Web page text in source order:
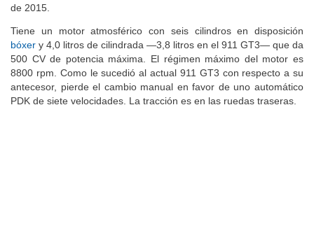
de 2015.
Tiene un motor atmosférico con seis cilindros en disposición
bóxer y 4,0 litros de cilindrada —3,8 litros en el 911 GT3— que da
500 CV de potencia máxima. El régimen máximo del motor es
8800 rpm. Como le sucedió al actual 911 GT3 con respecto a su
antecesor, pierde el cambio manual en favor de uno automático
PDK de siete velocidades. La tracción es en las ruedas traseras.